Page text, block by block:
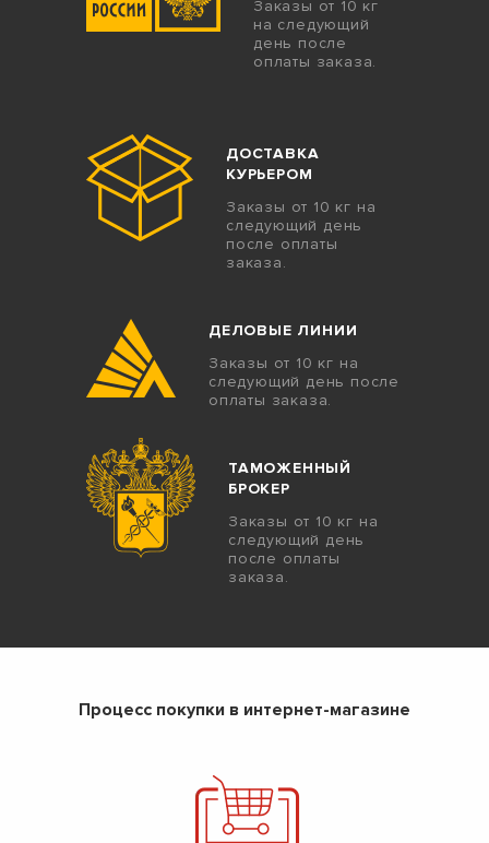
Заказы от 10 кг
на следующий
день после
оплаты заказа.
ДОСТАВКА
КУРЬЕРОМ
Заказы от 10 кг на
следующий день
после оплаты
заказа.
ДЕЛОВЫЕ ЛИНИИ
Заказы от 10 кг на
следующий день после
оплаты заказа.
ТАМОЖЕННЫЙ
БРОКЕР
Заказы от 10 кг на
следующий день
после оплаты
заказа.
Процесс покупки в интернет-магазине